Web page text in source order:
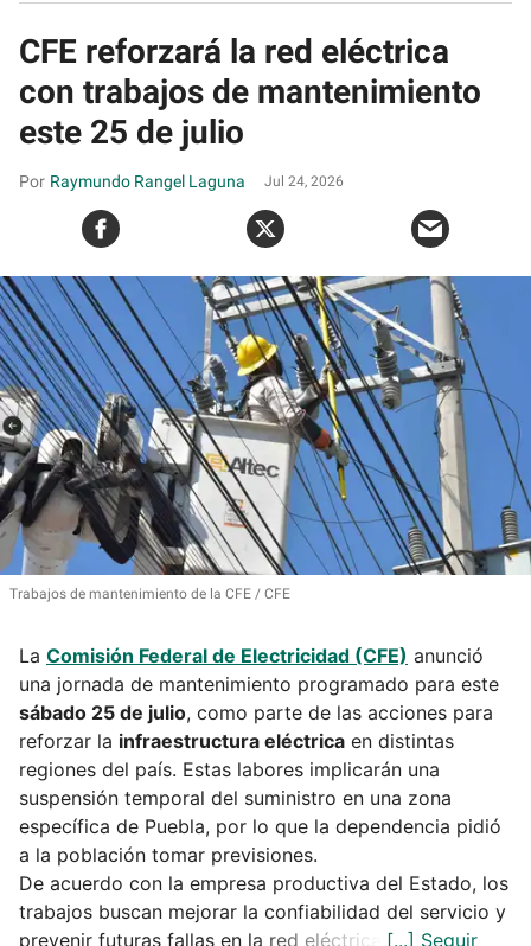
CFE reforzará la red eléctrica
con trabajos de mantenimiento
este 25 de julio
Raymundo Rangel Laguna Jul 24, 2026
Trabajos de mantenimiento de la CFE CFE
La Comisión Federal de Electricidad (CFE) anunció
una jornada de mantenimiento programado para este
sábado 25 de julio, como parte de las acciones para
reforzar la infraestructura eléctrica en distintas
regiones del país. Estas labores implicarán una
suspensión temporal del suministro en una zona
específica de Puebla, por lo que la dependencia pidió
a la población tomar previsiones.
De acuerdo con la empresa productiva del Estado, los
trabajos buscan mejorar la confiabilidad del servicio y
prevenir futuras fallas en la red eléctrica.